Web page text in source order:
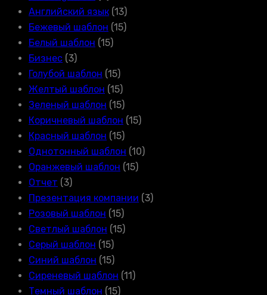
Английский язык (13)
Бежевый шаблон (15)
Белый шаблон (15)
Бизнес (3)
Голубой шаблон (15)
Желтый шаблон (15)
Зеленый шаблон (15)
Коричневый шаблон (15)
Красный шаблон (15)
Однотонный шаблон (10)
Оранжевый шаблон (15)
Отчет (3)
Презентация компании (3)
Розовый шаблон (15)
Светлый шаблон (15)
Серый шаблон (15)
Синий шаблон (15)
Сиреневый шаблон (11)
Темный шаблон (15)